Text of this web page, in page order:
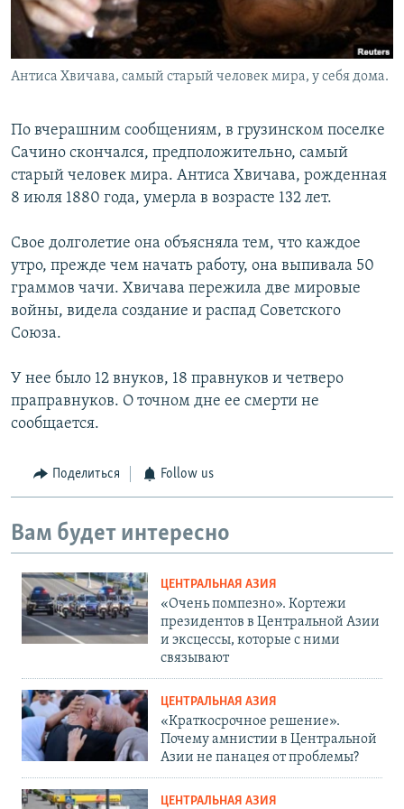
Антиса Хвичава, самый старый человек мира, у себя дома.
По вчерашним сообщениям, в грузинском поселке
Сачино скончался, предположительно, самый
старый человек мира. Антиса Хвичава, рожденная
8 июля 1880 года, умерла в возрасте 132 лет.
Свое долголетие она объясняла тем, что каждое
утро, прежде чем начать работу, она выпивала 50
граммов чачи. Хвичава пережила две мировые
войны, видела создание и распад Советского
Союза.
У нее было 12 внуков, 18 правнуков и четверо
праправнуков. О точном дне ее смерти не
сообщается.
Поделиться Follow us
Вам будет интересно
ЦЕНТРАЛЬНАЯ АЗИЯ
«Очень помпезно». Кортежи
президентов в Центральной Азии
и эксцессы, которые с ними
связывают
ЦЕНТРАЛЬНАЯ АЗИЯ
«Краткосрочное решение».
Почему амнистии в Центральной
Азии не панацея от проблемы?
ЦЕНТРАЛЬНАЯ АЗИЯ